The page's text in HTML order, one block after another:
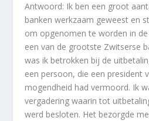
Antwoord: Ik ben een groot
banken werkzaam geweest en
om opgenomen te worden in
een van de grootste Zwitserse
was ik betrokken bij de
een persoon, die een president
mogendheid had vermoord. Ik
vergadering waarin tot
werd besloten. Het bezorgde